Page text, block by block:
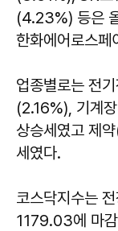
(4.23%) 등은
한화에어로스
업종별로는 전
(2.16%), 기계
상승세였고 제
세였다.
코스닥지수는
1179.03에 마